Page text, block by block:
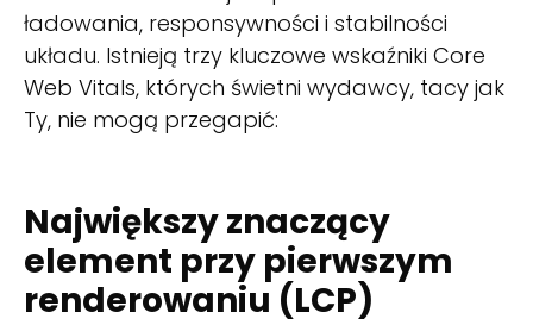
ładowania, responsywności i stabilności
układu. Istnieją trzy kluczowe wskaźniki Core
Web Vitals, których świetni wydawcy, tacy jak
Ty, nie mogą przegapić:
Największy znaczący
element przy pierwszym
renderowaniu (LCP)